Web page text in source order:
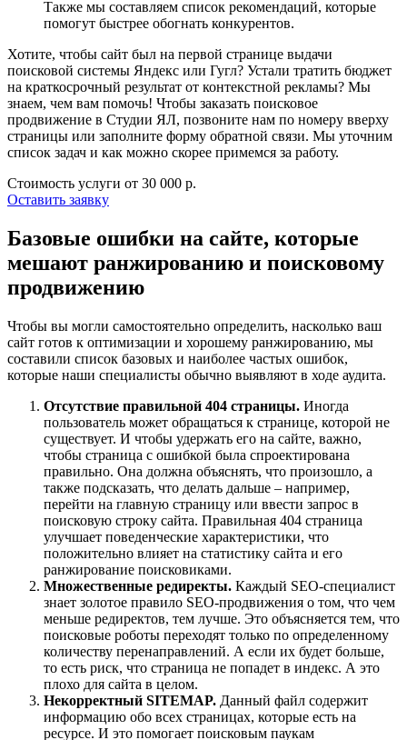
Также мы составляем список рекомендаций, которые
помогут быстрее обогнать конкурентов.
Хотите, чтобы сайт был на первой странице выдачи
поисковой системы Яндекс или Гугл? Устали тратить бюджет
на краткосрочный результат от контекстной рекламы? Мы
знаем, чем вам помочь! Чтобы заказать поисковое
продвижение в Студии ЯЛ, позвоните нам по номеру вверху
страницы или заполните форму обратной связи. Мы уточним
список задач и как можно скорее примемся за работу.
Стоимость услуги от 30 000 р.
Оставить заявку
Базовые ошибки на сайте, которые
мешают ранжированию и поисковому
продвижению
Чтобы вы могли самостоятельно определить, насколько ваш
сайт готов к оптимизации и хорошему ранжированию, мы
составили список базовых и наиболее частых ошибок,
которые наши специалисты обычно выявляют в ходе аудита.
Отсутствие правильной 404 страницы. Иногда
пользователь может обращаться к странице, которой не
существует. И чтобы удержать его на сайте, важно,
чтобы страница с ошибкой была спроектирована
правильно. Она должна объяснять, что произошло, а
также подсказать, что делать дальше – например,
перейти на главную страницу или ввести запрос в
поисковую строку сайта. Правильная 404 страница
улучшает поведенческие характеристики, что
положительно влияет на статистику сайта и его
ранжирование поисковиками.
Множественные редиректы. Каждый SEO-специалист
знает золотое правило SEO-продвижения о том, что чем
меньше редиректов, тем лучше. Это объясняется тем, что
поисковые роботы переходят только по определенному
количеству перенаправлений. А если их будет больше,
то есть риск, что страница не попадет в индекс. А это
плохо для сайта в целом.
Некорректный SITEMAP. Данный файл содержит
информацию обо всех страницах, которые есть на
ресурсе. И это помогает поисковым паукам